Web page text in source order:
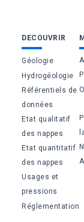
Bas
de
page
DECOUVRIR
Géologie
Hydrogéologie
Référentiels de
données
Etat qualitatif
des nappes
Etat quantitatif
des nappes
Usages et
pressions
Réglementation